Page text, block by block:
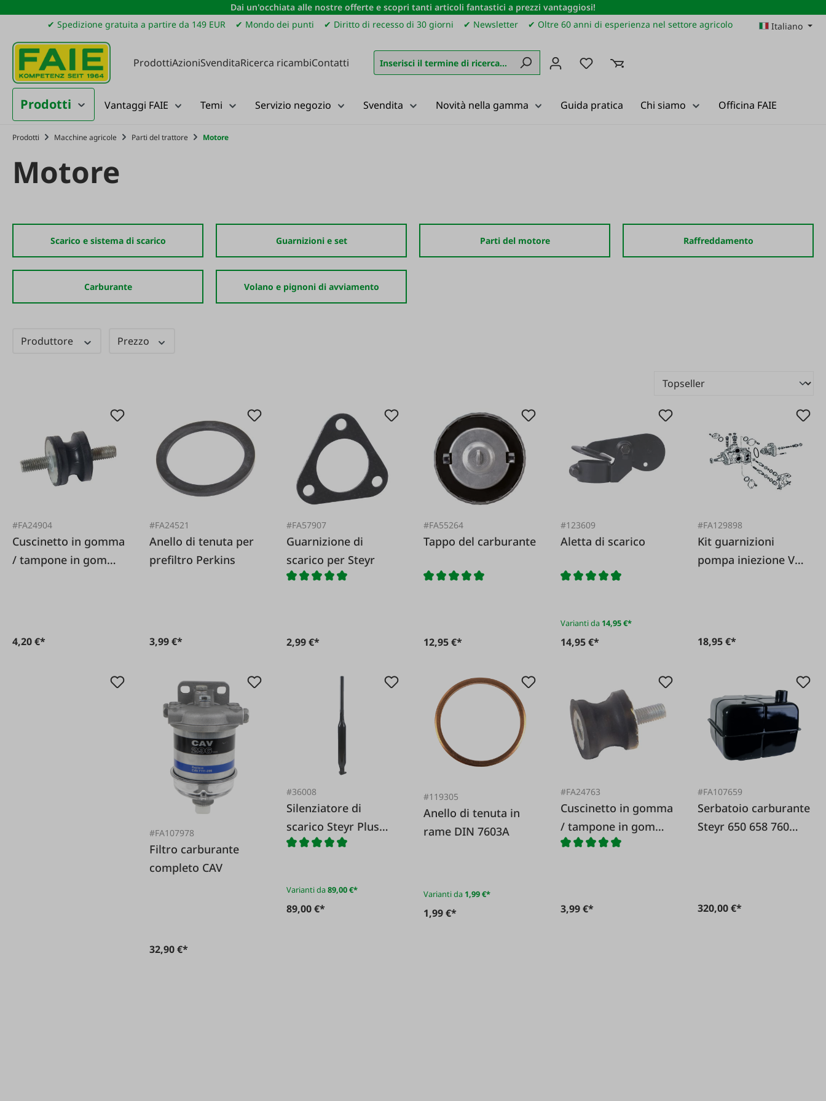
al contenuto principale
Salta alla ricerca
Passa alla navigazione principale
Dai un'occhiata alle nostre offerte e scopri tanti articoli fantastici a prezzi vantaggiosi!
✔ Spedizione gratuita a partire da 149 EUR
✔ Mondo dei punti ✔ Diritto di recesso di 30 giorni ✔ Newsletter ✔ Oltre 60 anni di esperienza nel settore agricolo Italiano
ProdottiAzioniSvenditaRicerca ricambiContatti Hai 0 articoli nella lista dei desideri
Prodotti Vantaggi FAIE Temi Servizio negozio Svendita Novità nella gamma Guida pratica Chi siamo Officina FAIE
Prodotti Macchine agricole Parti del trattore Motore
Motore
Scarico e sistema di scarico Guarnizioni e set Parti del motore Raffreddamento
Carburante Volano e pignoni di avviamento
Produttore Prezzo
#FA24904
Cuscinetto in gomma
/ tampone in gomma
4,20 €*
#FA24521
Anello di tenuta per
prefiltro Perkins
3,99 €*
#FA57907
Guarnizione di
scarico per Steyr
2,99 €*
#FA55264
Tappo del carburante
12,95 €*
#123609
Aletta di scarico
Varianti da 14,95 €*
14,95 €*
#FA129898
Kit guarnizioni
pompa iniezione VA
18,95 €*
#FA107978
Filtro carburante
completo CAV
32,90 €*
#36008
Silenziatore di
scarico Steyr Plus
Series / Lindner
Varianti da89,00 €*
89,00 €*
#119305
Anello di tenuta in
rame DIN 7603A
Varianti da 1,99 €*
1,99 €*
#FA24763
Cuscinetto in gomma
/ tampone in gomma
per Steyr
3,99 €*
#FA107659
Serbatoio carburante
Steyr 650 658 760
320,00 €*